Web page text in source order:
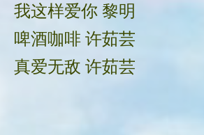
我这样爱你 黎明
啤酒咖啡 许茹芸
真爱无敌 许茹芸